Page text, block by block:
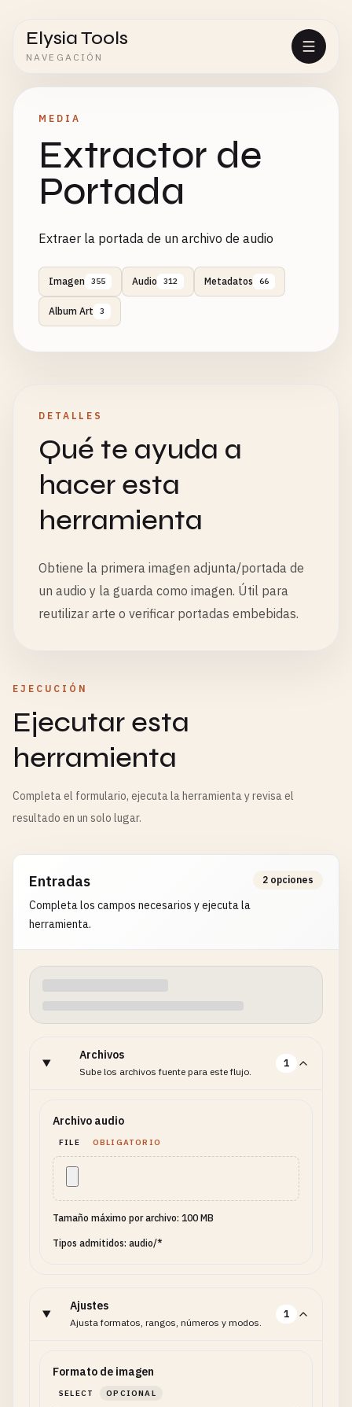
Elysia Tools
NAVEGACIÓN
MEDIA
Extractor de
Portada
Extraer la portada de un archivo de audio
Imagen 355 Audio 312 Metadatos 66
Album Art 3
DETALLES
Qué te ayuda a
hacer esta
herramienta
Obtiene la primera imagen adjunta/portada de
un audio y la guarda como imagen. Útil para
reutilizar arte o verificar portadas embebidas.
EJECUCIÓN
Ejecutar esta
herramienta
Completa el formulario, ejecuta la herramienta y revisa el
resultado en un solo lugar.
Entradas
Completa los campos necesarios y ejecuta la
herramienta.
2 opciones
Archivos
Sube los archivos fuente para este flujo.
1
Archivo audio
FILE OBLIGATORIO
Tamaño máximo por archivo: 100 MB
Tipos admitidos: audio/*
Ajustes
Ajusta formatos, rangos, números y modos.
1
Formato de imagen
SELECT OPCIONAL